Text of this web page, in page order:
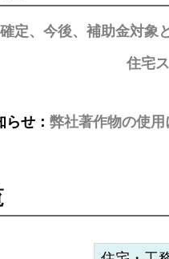
定、今後、補助金対象
住宅
せ： 弊社著作物の使